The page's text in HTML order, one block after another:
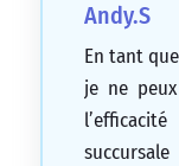
Andy.S
En tant
je ne